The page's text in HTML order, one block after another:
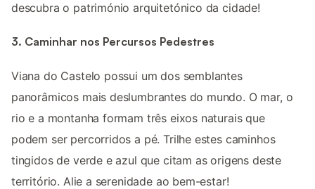
descubra o património arquitetónico da cidade!
3. Caminhar nos Percursos Pedestres
Viana do Castelo possui um dos semblantes
panorâmicos mais deslumbrantes do mundo. O mar, o
rio e a montanha formam três eixos naturais que
podem ser percorridos a pé. Trilhe estes caminhos
tingidos de verde e azul que citam as origens deste
território. Alie a serenidade ao bem-estar!